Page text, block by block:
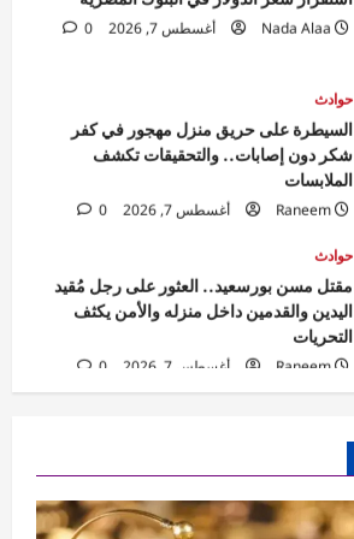
Nada Alaa
أغسطس 7, 2026 0
حوادث
السيطرة على حريق منزل مهجور في كفر
شكر دون إصابات.. والتحقيقات تكشف
الملابسات
Raneem
أغسطس 7, 2026 0
حوادث
مقتل مسن بورسعيد.. العثور على رجل مُقيد
اليدين والقدمين داخل منزله والأمن يكثف
التحريات
Raneem
أغسطس 7, 2026 0
الأصفر
Nada Alaa
أغسطس 7, 2026 0